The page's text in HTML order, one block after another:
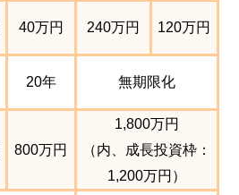
40万円 240万円 120万円
20年 無期限化
800万円
1,800万円
（内、成長投資枠：
1,200万円）